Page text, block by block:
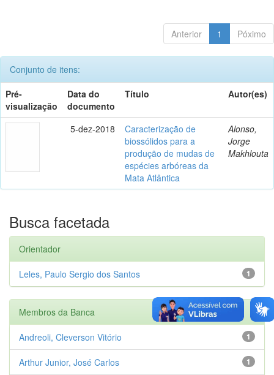
Anterior 1 Póximo
Conjunto de itens:
Pré-
visualização
Data do
documento
Título Autor(es)
5-dez-2018
Caracterização de
biossólidos para a
produção de mudas de
espécies arbóreas da
Mata Atlântica
Alonso,
Jorge
Makhlouta
Busca facetada
Orientador
1
Leles, Paulo Sergio dos Santos
Membros da Banca
1
Andreoli, Cleverson Vitório
1
Arthur Junior, José Carlos